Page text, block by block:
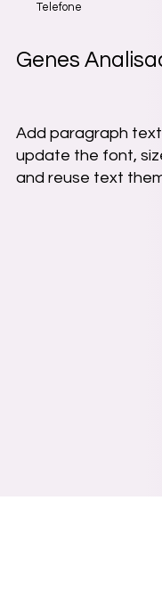
Genes
Add paragraph
update the font,
and reuse text
Telefone